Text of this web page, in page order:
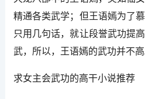
精通各类武学；但王语嫣为了
只用几句话，就让段誉武功提
武，所以，王语嫣的武功并不高
求女主会武功的高干小说推荐